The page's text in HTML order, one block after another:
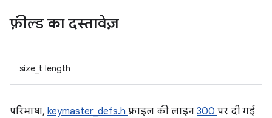
फ़ील्ड का दस्तावेज़
size_t length
परिभाषा, keymaster_defs.h फ़ाइल की लाइन 300 पर दी गई